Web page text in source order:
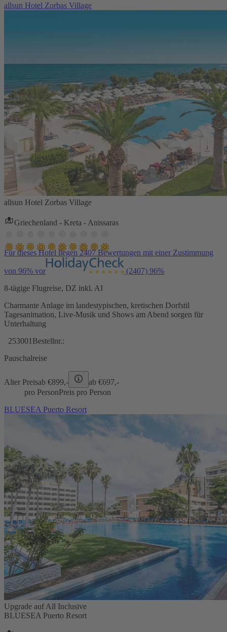
allsun Hotel Zorbas Village
allsun Hotel Zorbas Village
Griechenland - Kreta - Anissaras
Für dieses Hotel liegen 2407 Bewertungen mit einer Zustimmung
von 96% vor (2407) 96%
8-tägige Flugreise, DZ inkl. AI
Charmante Anlage im landestypischen, kretischen Dorfstil
Tagesanimation, Live-Musik und Shows am Abend sorgen für
Unterhaltung
253001 Bestellnr.:
Pauschalreise
Alter Preisab €899,- ab €697,-
pro PersonPreis pro Person
BLUESEA Puerto Resort
Upgrade auf All Inclusive
BLUESEA Puerto Resort